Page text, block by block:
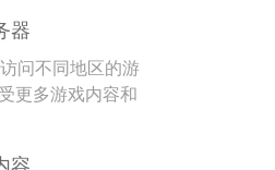
器
问不同地区的游
更多游戏内容和
容